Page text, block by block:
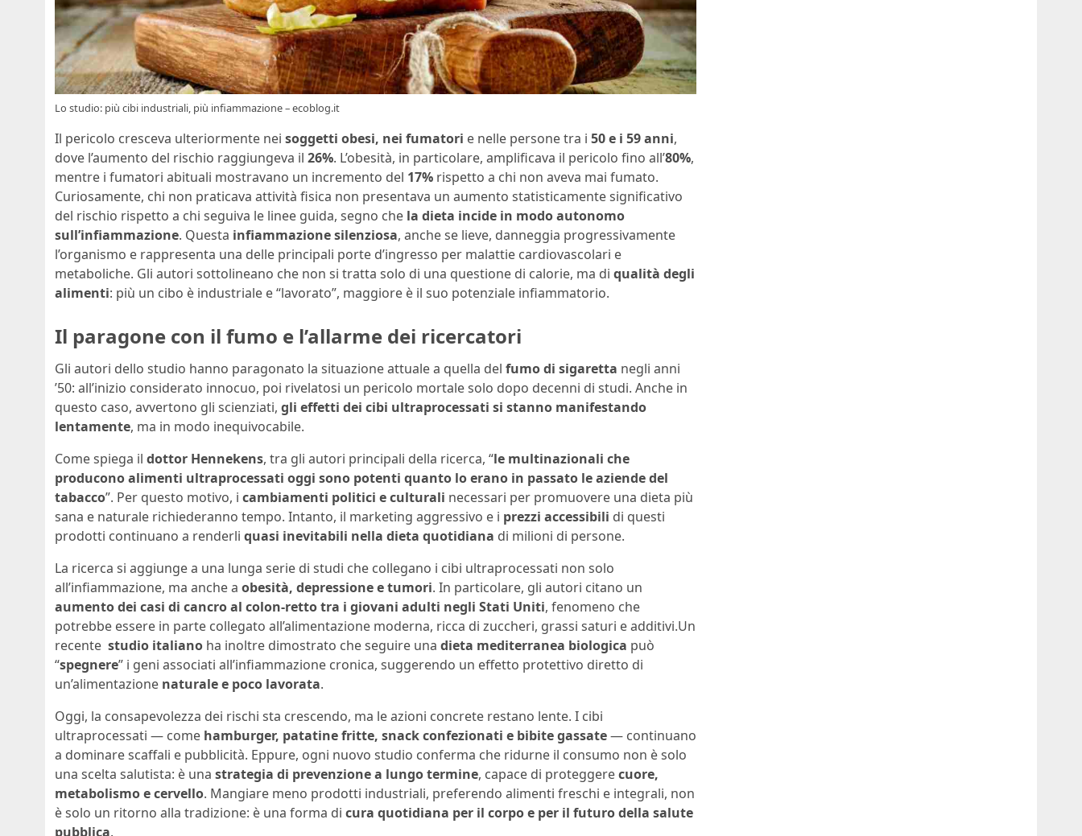
Lo studio: più cibi industriali, più infiammazione – ecoblog.it
Il pericolo cresceva ulteriormente nei soggetti obesi, nei fumatori e nelle persone tra i 50 e i 59 anni,
dove l’aumento del rischio raggiungeva il 26%. L’obesità, in particolare, amplificava il pericolo fino all’80%,
mentre i fumatori abituali mostravano un incremento del 17% rispetto a chi non aveva mai fumato.
Curiosamente, chi non praticava attività fisica non presentava un aumento statisticamente significativo
del rischio rispetto a chi seguiva le linee guida, segno che la dieta incide in modo autonomo
sull’infiammazione. Questa infiammazione silenziosa, anche se lieve, danneggia progressivamente
l’organismo e rappresenta una delle principali porte d’ingresso per malattie cardiovascolari e
metaboliche. Gli autori sottolineano che non si tratta solo di una questione di calorie, ma di qualità degli
alimenti: più un cibo è industriale e “lavorato”, maggiore è il suo potenziale infiammatorio.
Il paragone con il fumo e l’allarme dei ricercatori
Gli autori dello studio hanno paragonato la situazione attuale a quella del fumo di sigaretta negli anni
’50: all’inizio considerato innocuo, poi rivelatosi un pericolo mortale solo dopo decenni di studi. Anche in
questo caso, avvertono gli scienziati, gli effetti dei cibi ultraprocessati si stanno manifestando
lentamente, ma in modo inequivocabile.
Come spiega il dottor Hennekens, tra gli autori principali della ricerca, “le multinazionali che
producono alimenti ultraprocessati oggi sono potenti quanto lo erano in passato le aziende del
tabacco”. Per questo motivo, i cambiamenti politici e culturali necessari per promuovere una dieta più
sana e naturale richiederanno tempo. Intanto, il marketing aggressivo e i prezzi accessibili di questi
prodotti continuano a renderli quasi inevitabili nella dieta quotidiana di milioni di persone.
La ricerca si aggiunge a una lunga serie di studi che collegano i cibi ultraprocessati non solo
all’infiammazione, ma anche a obesità, depressione e tumori. In particolare, gli autori citano un
aumento dei casi di cancro al colon-retto tra i giovani adulti negli Stati Uniti, fenomeno che
potrebbe essere in parte collegato all’alimentazione moderna, ricca di zuccheri, grassi saturi e additivi.Un
recente studio italiano ha inoltre dimostrato che seguire una dieta mediterranea biologica può
“spegnere” i geni associati all’infiammazione cronica, suggerendo un effetto protettivo diretto di
un’alimentazione naturale e poco lavorata.
Oggi, la consapevolezza dei rischi sta crescendo, ma le azioni concrete restano lente. I cibi
ultraprocessati — come hamburger, patatine fritte, snack confezionati e bibite gassate— continuano
a dominare scaffali e pubblicità. Eppure, ogni nuovo studio conferma che ridurne il consumo non è solo
una scelta salutista: è una strategia di prevenzione a lungo termine, capace di proteggerecuore,
metabolismo e cervello. Mangiare meno prodotti industriali, preferendo alimenti freschi e integrali, non
è solo un ritorno alla tradizione: è una forma di cura quotidiana per il corpo e per il futuro della salute
pubblica.